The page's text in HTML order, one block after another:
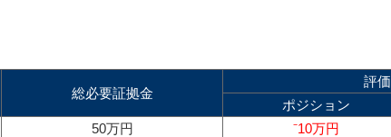
総必要証拠金
評
ポジション
50万円 ⁻10万円